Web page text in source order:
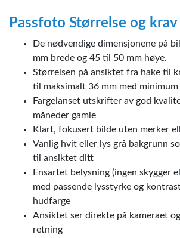
Passfoto Størrelse og krav
De nødvendige dimensjonene på
mm brede og 45 til 50 mm høye.
Størrelsen på ansiktet fra hake til
til maksimalt 36 mm med minimum
Fargelanset utskrifter av god
måneder gamle
Klart, fokusert bilde uten merker
Vanlig hvit eller lys grå bakgrunn
til ansiktet ditt
Ensartet belysning (ingen skygger
med passende lysstyrke og
hudfarge
Ansiktet ser direkte på kameraet
retning